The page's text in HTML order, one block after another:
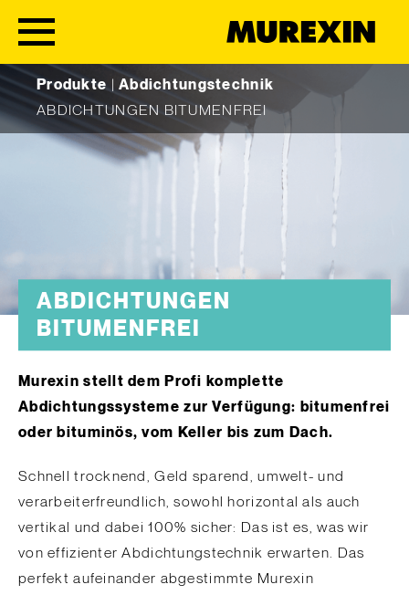
Skip to content
Produkte|Abdichtungstechnik
ABDICHTUNGEN BITUMENFREI
ABDICHTUNGEN
BITUMENFREI
Murexin stellt dem Profi komplette
Abdichtungssysteme zur Verfügung: bitumenfrei
oder bituminös, vom Keller bis zum Dach.
Schnell trocknend, Geld sparend, umwelt- und
verarbeiterfreundlich, sowohl horizontal als auch
vertikal und dabei 100% sicher: Das ist es, was wir
von effizienter Abdichtungstechnik erwarten. Das
perfekt aufeinander abgestimmte Murexin